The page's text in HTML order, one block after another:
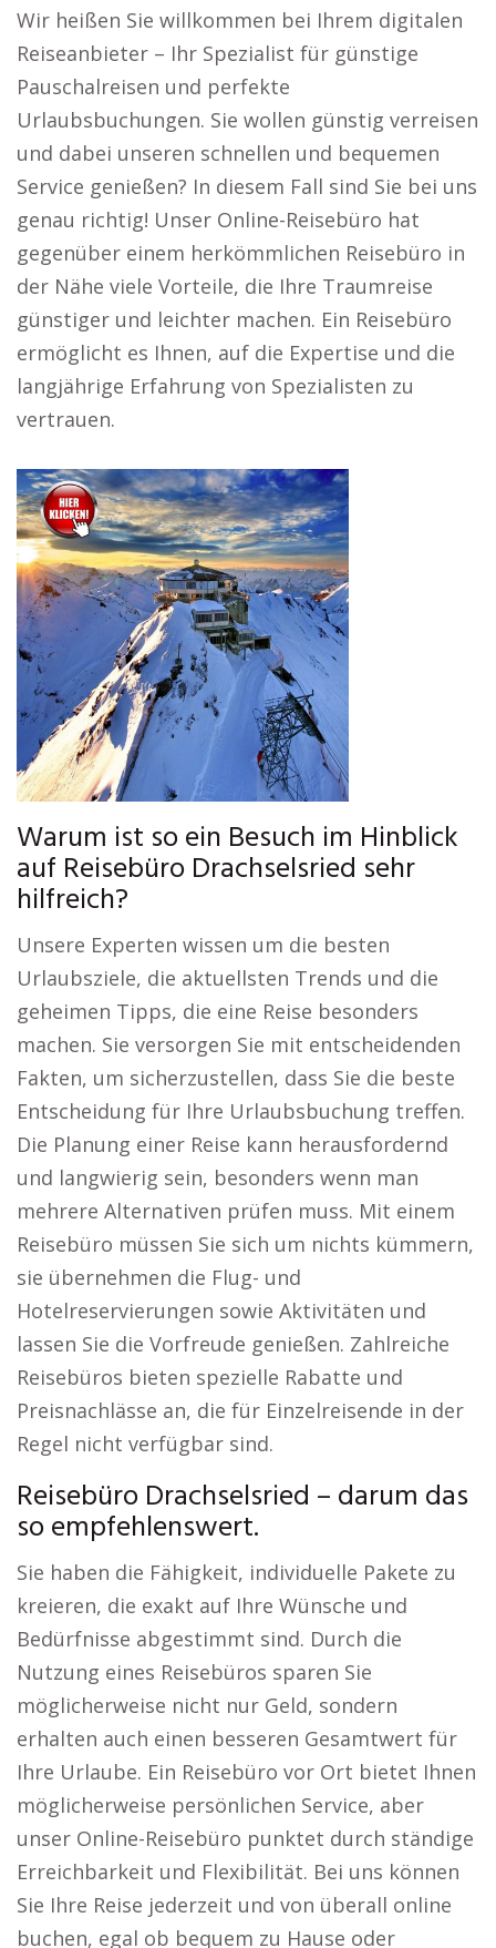
Wir heißen Sie willkommen bei Ihrem digitalen
Reiseanbieter – Ihr Spezialist für günstige
Pauschalreisen und perfekte
Urlaubsbuchungen. Sie wollen günstig verreisen
und dabei unseren schnellen und bequemen
Service genießen? In diesem Fall sind Sie bei uns
genau richtig! Unser Online-Reisebüro hat
gegenüber einem herkömmlichen Reisebüro in
der Nähe viele Vorteile, die Ihre Traumreise
günstiger und leichter machen. Ein Reisebüro
ermöglicht es Ihnen, auf die Expertise und die
langjährige Erfahrung von Spezialisten zu
vertrauen.
Warum ist so ein Besuch im Hinblick
auf Reisebüro Drachselsried sehr
hilfreich?
Unsere Experten wissen um die besten
Urlaubsziele, die aktuellsten Trends und die
geheimen Tipps, die eine Reise besonders
machen. Sie versorgen Sie mit entscheidenden
Fakten, um sicherzustellen, dass Sie die beste
Entscheidung für Ihre Urlaubsbuchung treffen.
Die Planung einer Reise kann herausfordernd
und langwierig sein, besonders wenn man
mehrere Alternativen prüfen muss. Mit einem
Reisebüro müssen Sie sich um nichts kümmern,
sie übernehmen die Flug- und
Hotelreservierungen sowie Aktivitäten und
lassen Sie die Vorfreude genießen. Zahlreiche
Reisebüros bieten spezielle Rabatte und
Preisnachlässe an, die für Einzelreisende in der
Regel nicht verfügbar sind.
Reisebüro Drachselsried – darum das
so empfehlenswert.
Sie haben die Fähigkeit, individuelle Pakete zu
kreieren, die exakt auf Ihre Wünsche und
Bedürfnisse abgestimmt sind. Durch die
Nutzung eines Reisebüros sparen Sie
möglicherweise nicht nur Geld, sondern
erhalten auch einen besseren Gesamtwert für
Ihre Urlaube. Ein Reisebüro vor Ort bietet Ihnen
möglicherweise persönlichen Service, aber
unser Online-Reisebüro punktet durch ständige
Erreichbarkeit und Flexibilität. Bei uns können
Sie Ihre Reise jederzeit und von überall online
buchen, egal ob bequem zu Hause oder